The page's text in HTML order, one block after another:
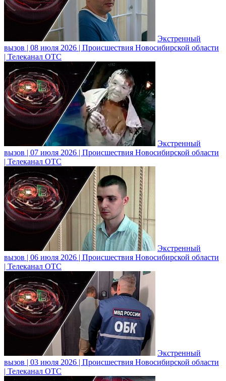
Экстренный
вызов | 08 июля 2026 | Происшествия Новосибирской области
| Телеканал ОТС
Экстренный
вызов | 07 июля 2026 | Происшествия Новосибирской области
| Телеканал ОТС
Экстренный
вызов | 06 июля 2026 | Происшествия Новосибирской области
| Телеканал ОТС
Экстренный
вызов | 03 июля 2026 | Происшествия Новосибирской области
| Телеканал ОТС